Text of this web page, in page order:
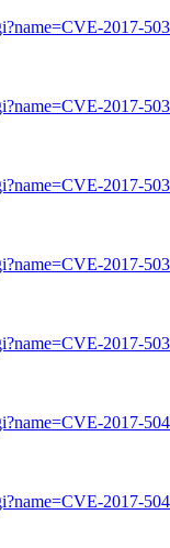
2017-
2017-
2017-
2017-
2017-
2017-
2017-